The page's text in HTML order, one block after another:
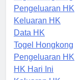
Togel Hongkong
Pengeluaran HK
Keluaran HK
Data HK
Togel Hongkong
Pengeluaran HK
HK Hari Ini